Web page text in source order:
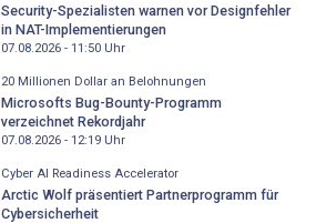
Security-Spezialisten warnen vor Designfehler
in NAT-Implementierungen
07.08.2026 - 11:50Uhr
20 Millionen Dollar an Belohnungen
Microsofts Bug-Bounty-Programm
verzeichnet Rekordjahr
07.08.2026 - 12:19Uhr
Cyber AI Readiness Accelerator
Arctic Wolf präsentiert Partnerprogramm für
Cybersicherheit